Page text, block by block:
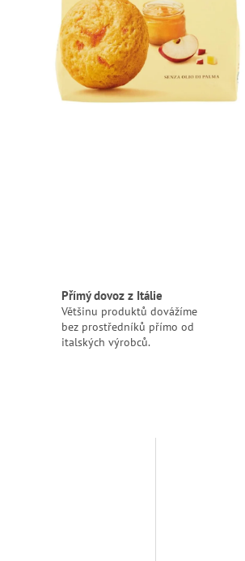
Přímý dovoz z Itálie
Většinu produktů dovážíme
bez prostředníků přímo od
italských výrobců.